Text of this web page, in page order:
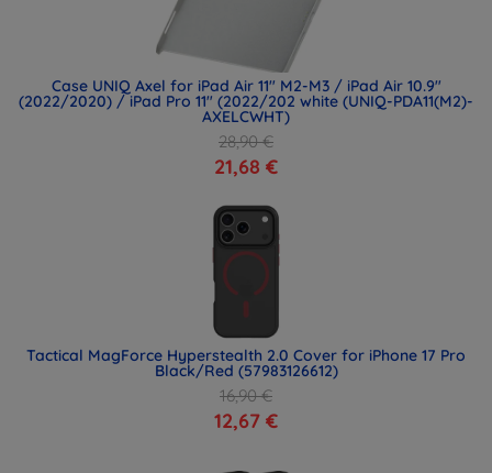
Case UNIQ Axel for iPad Air 11" M2-M3 / iPad Air 10.9"
(2022/2020) / iPad Pro 11" (2022/202 white (UNIQ-PDA11(M2)-
AXELCWHT)
28,90 €
21,68 €
Tactical MagForce Hyperstealth 2.0 Cover for iPhone 17 Pro
Black/Red (57983126612)
16,90 €
12,67 €